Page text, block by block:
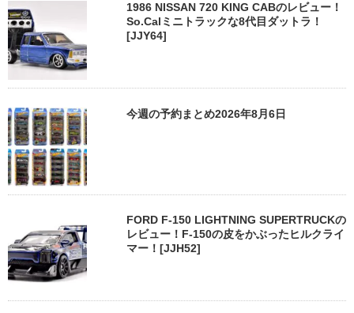
1986 NISSAN 720 KING CABのレビュー！
So.Calミニトラックな8代目ダットラ！
[JJY64]
今週の予約まとめ2026年8月6日
FORD F-150 LIGHTNING SUPERTRUCKの
レビュー！F-150の皮をかぶったヒルクライ
マー！[JJH52]